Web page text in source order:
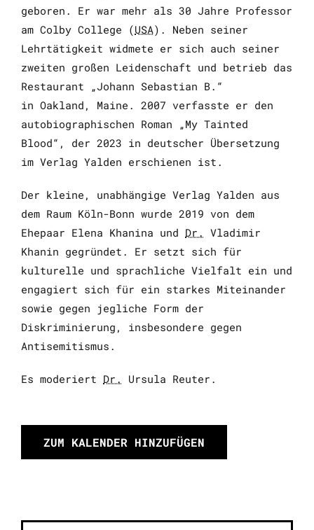
geboren. Er war mehr als 30 Jahre Professor
am Colby College (USA). Neben seiner
Lehrtätigkeit widmete er sich auch seiner
zweiten großen Leidenschaft und betrieb das
Restaurant „Johann Sebastian B.“
in Oakland, Maine . 2007 verfasste er den
autobiographischen Roman „My Tainted
Blood“ , der 2023 in deutscher Übersetzung
im Verlag Yalden erschienen ist.
Der kleine, unabhängige Verlag Yalden aus
dem Raum Köln-Bonn wurde 2019 von dem
Ehepaar Elena Khanina und Dr. Vladimir
Khanin gegründet. Er setzt sich für
kulturelle und sprachliche Vielfalt ein und
engagiert sich für ein starkes Miteinander
sowie gegen jegliche Form der
Diskriminierung, insbesondere gegen
Antisemitismus.
Es moderiert Dr. Ursula Reuter.
ZUM KALENDER HINZUFÜGEN